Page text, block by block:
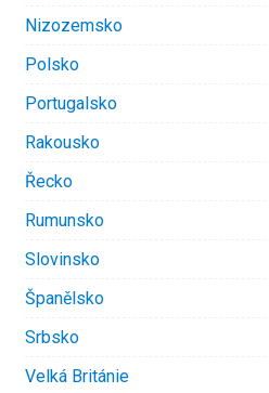
Nizozemsko
Polsko
Portugalsko
Rakousko
Řecko
Rumunsko
Slovinsko
Španělsko
Srbsko
Velká Británie